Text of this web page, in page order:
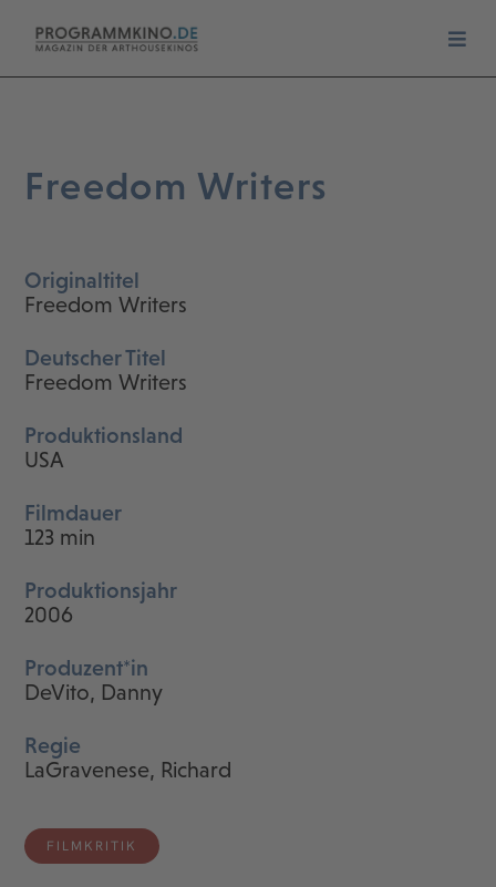
Freedom Writers
Originaltitel
Freedom Writers
Deutscher Titel
Freedom Writers
Produktionsland
USA
Filmdauer
123 min
Produktionsjahr
2006
Produzent*in
DeVito, Danny
Regie
LaGravenese, Richard
FILMKRITIK